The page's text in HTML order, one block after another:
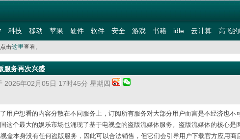
科技 移动 苹果 硬件 软件 安全 游戏 书籍 idle 云计算 高飞
击这里查看。
服务再次兴盛
2026年02月05日 17时45分 星期四
用户想看的内容分散在不同服务上，订阅所有服务对大部分用户而言是不经济也不
这个最大的娱乐市场也涌现了基于电视盒的盗版流媒体服务。盗版流媒体的核心
盒本身没有任何盗版服务，因此可以合法销售，但它们会引导用户下载官方应用